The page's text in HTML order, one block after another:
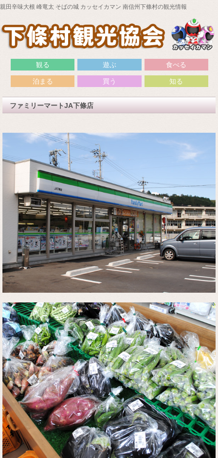
親田辛味大根 峰竜太 そばの城 カッセイカマン 南信州下條村の観光情報
観る 遊ぶ 食べる
泊まる 買う 知る
ファミリーマートJA下條店